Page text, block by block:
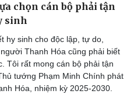
Công nghệ
Sành điệu
Tin Công nghệ
Trải nghiệm
Chuyển đổi số
chọn cán bộ phải tận
sinh
hy sinh cho độc lập, tự do,
Thanh Hóa cũng phải biết
Tôi rất mong cán bộ phải tận
tướng Phạm Minh Chính phát
Hóa, nhiệm kỳ 2025-2030.